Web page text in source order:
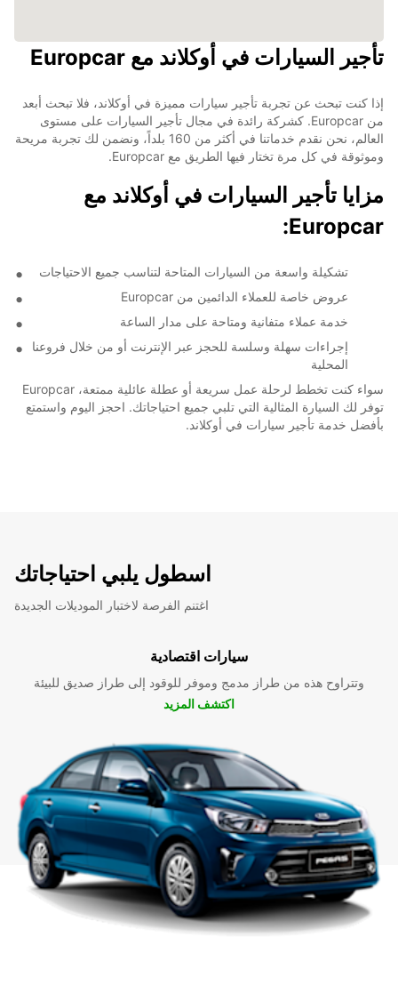
تأجير السيارات في أوكلاند مع Europcar
إذا كنت تبحث عن تجربة تأجير سيارات مميزة في أوكلاند، فلا تبحث أبعد
من Europcar. كشركة رائدة في مجال تأجير السيارات على مستوى
العالم، نحن نقدم خدماتنا في أكثر من 160 بلداً، ونضمن لك تجربة مريحة
وموثوقة في كل مرة تختار فيها الطريق مع Europcar.
مزايا تأجير السيارات في أوكلاند مع
Europcar:
تشكيلة واسعة من السيارات المتاحة لتناسب جميع الاحتياجات
عروض خاصة للعملاء الدائمين من Europcar
خدمة عملاء متفانية ومتاحة على مدار الساعة
إجراءات سهلة وسلسة للحجز عبر الإنترنت أو من خلال فروعنا
المحلية
سواء كنت تخطط لرحلة عمل سريعة أو عطلة عائلية ممتعة، Europcar
توفر لك السيارة المثالية التي تلبي جميع احتياجاتك. احجز اليوم واستمتع
بأفضل خدمة تأجير سيارات في أوكلاند.
اسطول يلبي احتياجاتك
اغتنم الفرصة لاختبار الموديلات الجديدة
سيارات اقتصادية
وتتراوح هذه من طراز مدمج وموفر للوقود إلى طراز صديق للبيئة
اكتشف المزيد